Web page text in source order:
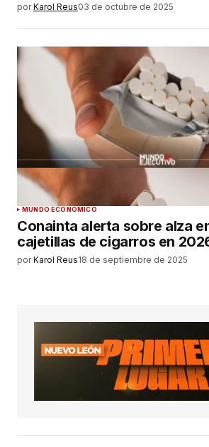
por Karol Reus03 de octubre de 2025
MUNDO ECONÓMICO
Conainta alerta sobre alza
cajetillas de cigarros en
por Karol Reus18 de septiembre de 2025